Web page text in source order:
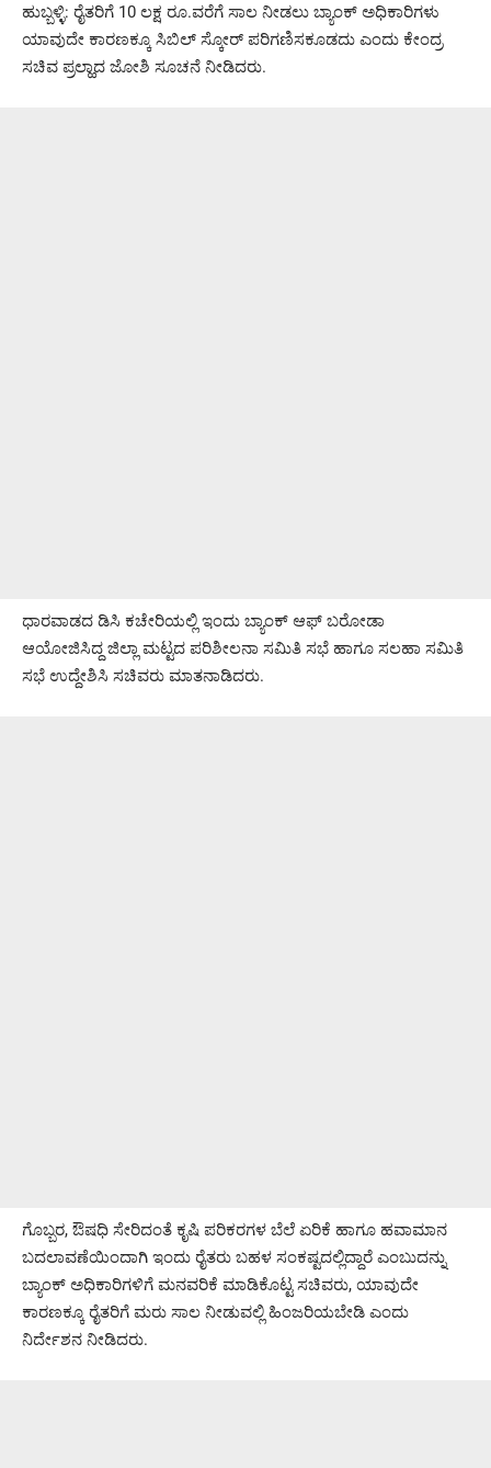
ಹುಬ್ಬಳ್ಳಿ: ರೈತರಿಗೆ 10 ಲಕ್ಷ ರೂ.ವರೆಗೆ ಸಾಲ ನೀಡಲು ಬ್ಯಾಂಕ್ ಅಧಿಕಾರಿಗಳು
ಯಾವುದೇ ಕಾರಣಕ್ಕೂ ಸಿಬಿಲ್ ಸ್ಕೋರ್ ಪರಿಗಣಿಸಕೂಡದು ಎಂದು ಕೇಂದ್ರ
ಸಚಿವ ಪ್ರಲ್ಹಾದ ಜೋಶಿ ಸೂಚನೆ ನೀಡಿದರು.
ಧಾರವಾಡದ ಡಿಸಿ ಕಚೇರಿಯಲ್ಲಿ ಇಂದು ಬ್ಯಾಂಕ್ ಆಫ್ ಬರೋಡಾ
ಆಯೋಜಿಸಿದ್ದ ಜಿಲ್ಲಾ ಮಟ್ಟದ ಪರಿಶೀಲನಾ ಸಮಿತಿ ಸಭೆ ಹಾಗೂ ಸಲಹಾ ಸಮಿತಿ
ಸಭೆ ಉದ್ದೇಶಿಸಿ ಸಚಿವರು ಮಾತನಾಡಿದರು.
ಗೊಬ್ಬರ, ಔಷಧಿ ಸೇರಿದಂತೆ ಕೃಷಿ ಪರಿಕರಗಳ ಬೆಲೆ ಏರಿಕೆ ಹಾಗೂ ಹವಾಮಾನ
ಬದಲಾವಣೆಯಿಂದಾಗಿ ಇಂದು ರೈತರು ಬಹಳ ಸಂಕಷ್ಟದಲ್ಲಿದ್ದಾರೆ ಎಂಬುದನ್ನು
ಬ್ಯಾಂಕ್ ಅಧಿಕಾರಿಗಳಿಗೆ ಮನವರಿಕೆ ಮಾಡಿಕೊಟ್ಟ ಸಚಿವರು, ಯಾವುದೇ
ಕಾರಣಕ್ಕೂ ರೈತರಿಗೆ ಮರು ಸಾಲ ನೀಡುವಲ್ಲಿ ಹಿಂಜರಿಯಬೇಡಿ ಎಂದು
ನಿರ್ದೇಶನ ನೀಡಿದರು.